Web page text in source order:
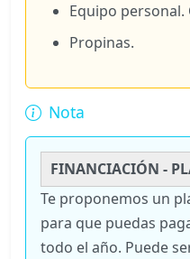
Equipo
Propinas.
Nota
FINANCIACIÓN -
Te proponemos un
para que puedas
todo el año. Puede